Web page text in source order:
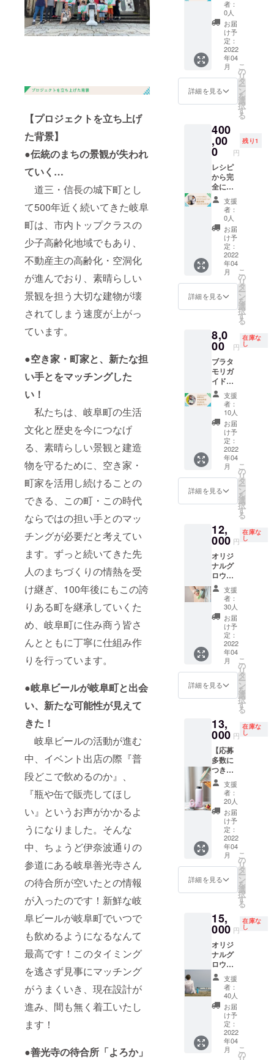
【プロジェクトを立ち上げ
た背景】
●伝統のまちの景観が失われ
ていく…
道三・信長の城下町とし
て500年近く続いてきた岐阜
町は、市内トップクラスの
少子高齢化地域でもあり、
不動産主の高齢化・空洞化
が進んでおり、素晴らしい
景観を担う大切な建物が壊
されてしまう速度が上がっ
ています。
●空き家・町家と、新たな担
い手とをマッチングした
い！
私たちは、岐阜町の生活
文化と歴史を今につなげ
る、素晴らしい景観と建造
物を守るために、空き家・
町家を活用し続けることの
できる、この町・この時代
ならではの担い手とのマッ
チングが必要だと考えてい
ます。ずっと続いてきた先
人のまちづくりの情熱を受
け継ぎ、100年後にもこの誇
りある町を継承していくた
め、岐阜町に住み商う皆さ
んとともに丁寧に仕組み作
りを行っています。
●岐阜ビールが岐阜町と出会
い、新たな可能性が見えて
きた！
岐阜ビールの活動が進む
中、イベント出店の際『普
段どこで飲めるのか』、
『瓶や缶で販売してほし
い』というお声がかかるよ
うになりました。そんな
中、ちょうど伊奈波通りの
参道にある岐阜善光寺さん
の待合所が空いたとの情報
が入ったのです！新鮮な岐
阜ビールが岐阜町でいつで
も飲めるようになるなんて
最高です！このタイミング
を逃さず見事にマッチング
がうまくいき、現在設計が
進み、間も無く着工いたし
ます！
●善光寺の待合所「よろか」
ト/ライ
トブ
ルー/
ピーチ
ピンク/
レモン
イエ
ロー
材
質：内
びん／
レス
鋼 胴
部／ス
テンレ
ス鋼
（ポリ
エステ
ル樹脂
塗装※）
キャッ
プ／ポ
リプロ
ピレ
ン、
パッキ
ン／シ
リコン
※ボトル
カラー
はギャ
シーシ
ルバー
もござ
います
が、別
途費用
がかか
るた
め、お
選びい
ただけ
ません
※以前の
プラン
に比べ
プラス
1000円
となっ
ており
レー
ザー印
刷費用
が追加
となる
ため、
ご了承
くださ
いませ
りませ
ん。 36
時間の
保冷、
18時間
の保温
が可能
です。
様 サイ
ズ：直
高さ
300(m
m) 口
径：
44(mm)
重
量：
482g カ
ラー：
レモン
イエ
ロー/オ
ニキス
ブラッ
ク/ジュ
エリー
ブルー/
ファ
ニーグ
ライ
ラック
パープ
ル/ファ
イヤー
レッド
材
質：内
びん／
ステン
レス
鋼 胴
部／ス
テンレ
ス鋼
（ポリ
エステ
ル樹脂
塗装）
プ／ポ
リプロ
ピレン
パッ
キン／
シリコ
ン ※ボ
トルカ
ラーは
ギャラ
クシー
シル
バーも
ござい
ます
が、別
途費用
がかか
め、お
選びい
ただけ
ません
※以前の
プラン
に比べ
プラス
1000円
となっ
ており
ます。
レー
ザー印
刷費用
が追加
となる
ため、
ご了承
いませ
の他の
文字を
ご希望
の方
は、備
考欄に
ご記入
いただ
くか、
未定の
場合は
メール
にてお
知らせ
くださ
い。
（全角
の場合
10文
字、半
角の場
合20文
字程度
まで）
サイズ
を変更
する場
合があ
りま
す） 原
則は支
援者の
方のお
名前を
ローマ
載させ
ていた
だきま
す。 そ
の他の
文字を
ご希望
の方
は、備
考欄に
ご記入
いただ
くか、
未定の
場合は
後日
メール
にてお
知らせ
くださ
（全角
の場合
10文
字、半
角の場
合20文
字程度
まで）
す！
ビール
を作っ
た後
は、
タップ
ルーム
で乾杯
しま
しょ
う！！
のレシ
ピは定
番のも
のに限
りま
す。オ
リジナ
ルのも
のをご
希望の
方は別
プラン
をぜひ
お申し
込みく
ださ
い。 ※
醸造体
験の所
要時間
程度、
朝9時ご
ろ開
始、16
時ごろ
終了予
定と
なって
いま
す。開
始時間
や終了
時間は
変更可
能。途
中まで
の参加
参加人
数は10
名程度
まで可
能で
す。た
だし醸
造所の
スペー
スの関
係上、
醸造室
に同時
に入室
できる
人数は3
名まで
す。 ※
醸造体
験の日
程その
他詳細
は新醸
造所移
転後双
方で調
整の
上、決
定しま
す。
季節に
合わせ
た限定
のもの
まで、1
年間岐
阜ビー
ルを堪
能くだ
さいま
せ。 限
様、正
にオー
ナー気
分で
す！ ※
本券
は、
タップ
ルーム
YOROC
A営業日
のみご
利用で
きま
す。 ※
利用可
能な1年
間と
は、初
めて利
日より
365日間
の間の
日（週
末を中
心とし
た計70
日〜100
日程
度）と
なりま
す。 ※
開店後
のタッ
プルー
ム
YOROC
Aは、週
てオー
プンの
予定で
す。
オープ
ン日は
webサ
イト等
でお知
らせし
ます。
※岐阜麦
酒醸造
のイベ
ント出
店店舗
ではご
ご利用
可能な
期間
は、
2024年
3月31日
までで
す。
ナープ
レート
にロー
マ字お
名前刻
なオー
ナープ
レート
にお名
前を刻
ます！
タップ
ルーム
YOROC
Aは、あ
なたそ
のもの
かもし
れませ
ん！！
！ ●金
属製特
別オー
ナープ
レート
お好き
な文字
（お名
前、
ニック
ム、会
社名な
ど）を
スペ
シャル
なプ
レート
に刻印
して店
内に飾
らせて
いただ
きま
す。 原
則は支
援者の
方のお
載させ
ていた
だきま
す。
【特
別】 プ
レート
サイ
ズ 縦
84mm×
297mm
文字サ
イズ
縦約
18mm×
横文字
のプ
レート
にお名
前を刻
印いた
しま
す。 そ
の他の
文字を
ご希望
の方
は、備
考欄に
ご記入
いただ
未定の
場合は
にてお
知らせ
くださ
い。
（全角
の場合
20文
字、半
角の場
合40文
字程度
まで）
者：
0人
お届
け予
定：
2022
年04
月
詳細を見る
こ
の
リ
タ
ー
ン
を
選
択
す
る
400
,00
0 円
残り1
レシピ
から完
全にオ
リジナ
ルビー
ル醸造
体験
（全
量 約
100ℓを
瓶でお
け）
ク
ラフト
ビール
体験を
お好き
なレシ
ピでお
楽しみ
いただ
けます
お客様
のアイ
デアで
ビール
レシピ
を考え
るとこ
ろか
ら、仕
込みま
いただ
きます
ご自身
で考
え、仕
込んだ
世界に
一つの
ビール
を後日
瓶詰め
にして
お届け
いたし
ます 個
人でも
グルー
一生の
思い出
になり
ます！
限定１
組ま
で！！
※ご希望
の時期
に合わ
せて作
成した
いと思
いま
す。レ
相談含
めて、
２ヶ月
程度か
かるこ
とをご
了承く
ださ
い。 ※
基本的
にはお
好きな
ビール
を相談
の上お
造りし
たいと
支援
者：
0人
お届
け予
定：
2022
年04
月
詳細を見る
こ
の
リ
タ
ー
ン
を
選
択
す
る
8,0
00 円
在庫な
し
ブラタ
モリガ
イド富
樫先生
と伊奈
波界隈
まちあ
るき&乾
杯プラ
ン
タモリ
にもご
出演の
富樫 幸
一 教授
プルー
ム
YOROC
Aのある
伊奈
波、岐
阜町界
隈をブ
ラガイ
ドいた
だきま
す タッ
プルー
YOROC
Aのホー
ムグラ
ビール
は一味
違うは
ず！ ま
ちある
きの後
は、
タップ
ルーム
YOROC
Aで乾杯
しま
しょ
う！！
＊開催
日程：
令和4年
集合場
所：岐
奈波通
1-46
岐阜麦
酒醸造
タップ
ルーム
YOROC
A 現
地集合
（恐縮
ですが
集合場
支援
者：
10人
お届
け予
定：
2022
年04
月
詳細を見る
こ
の
リ
タ
ー
ン
を
選
択
す
る
12,
000 円
在庫な
し
オリジ
ナルグ
ロウ
ラー 約
355ml
（12oz
）＋お
渡し時
に1杯
ビール
を詰め
てご提
供
真
空断熱
のグロ
Revom
ax2に
『GIFU
BEER
』のロ
ゴ※を入
れてお
届け。
このク
ラウド
ファン
ディン
グ限定
のアイ
テムで
す。
ビール
使いい
ただけ
ます。
ご自宅
へのお
持ち帰
り、ま
ち散歩
のおと
もにい
かがで
しょう
か。 商
品お渡
し時に
支援
者：
30人
お届
け予
定：
2022
年04
月
詳細を見る
こ
の
リ
タ
ー
ン
を
選
択
す
る
13,
000 円
在庫な
し
【応募
多数に
つき急
きょ追
加いた
しまし
た！】
オリジ
ナルグ
ロウ
ラー 約
355ml
（12oz
）＋お
渡し時
に1杯
を詰め
てご提
供
真
空断熱
のグロ
ウラー
Revom
ax2に
『GIFU
BEER
』のロ
ゴ※を入
れてお
届け。
支援
者：
20人
お届
け予
定：
2022
年04
月
詳細を見る
こ
の
リ
タ
ー
ン
を
選
択
す
る
15,
000 円
在庫な
し
オリジ
ナルグ
ロウ
ラー 約
600ml
（20oz
）＋初
回お渡
し時に1
杯ビー
ルを詰
めてご
支援
者：
40人
お届
け予
定：
2022
年04
月
こ
の